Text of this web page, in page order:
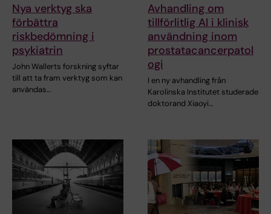
Nya verktyg ska
förbättra
riskbedömning i
psykiatrin
John Wallerts forskning syftar
till att ta fram verktyg som kan
användas…
Avhandling om
tillförlitlig AI i klinisk
användning inom
prostatacancerpatol
ogi
I en ny avhandling från
Karolinska Institutet studerade
doktorand Xiaoyi…